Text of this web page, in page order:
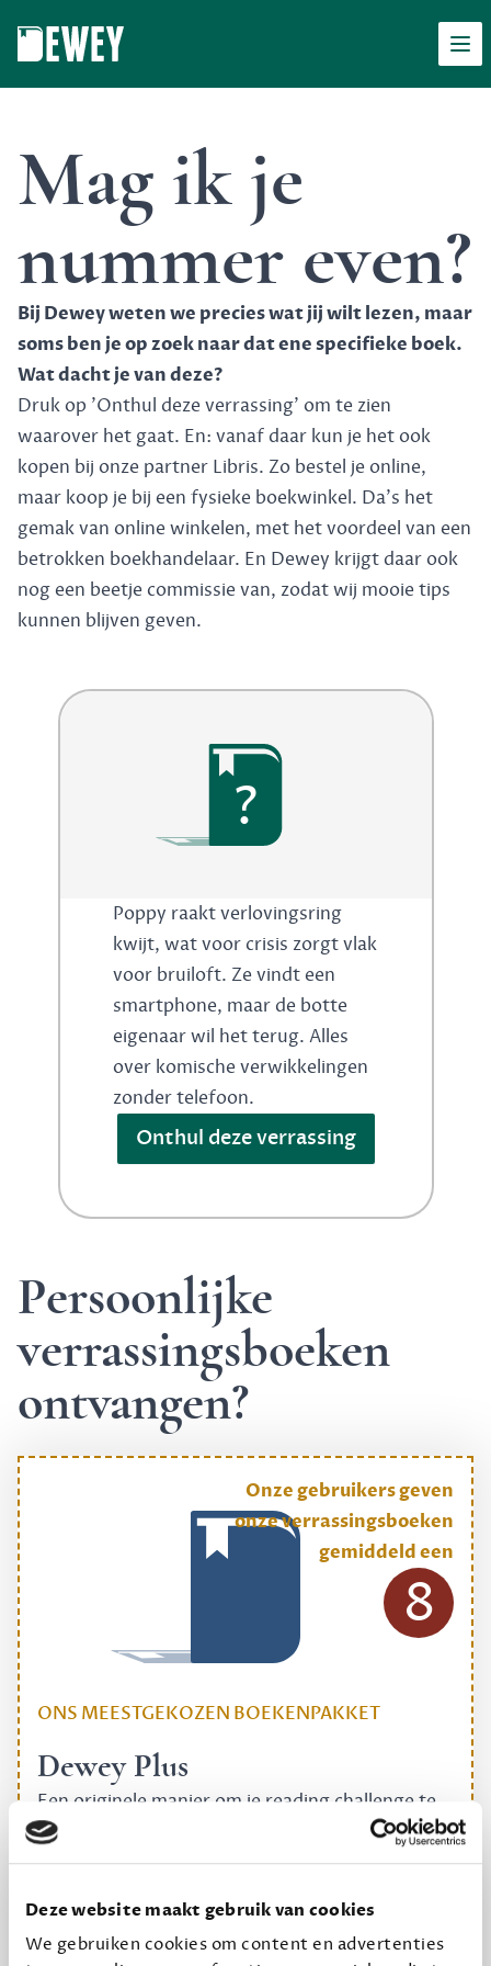
Deze website maakt gebruik van cookies
We gebruiken cookies om content en advertenties
Mag ik je
nummer even?
Bij Dewey weten we precies wat jij wilt lezen, maar
soms ben je op zoek naar dat ene specifieke boek.
Wat dacht je van deze?
Druk op 'Onthul deze verrassing' om te zien
waarover het gaat. En: vanaf daar kun je het ook
kopen bij onze partner Libris. Zo bestel je online,
maar koop je bij een fysieke boekwinkel. Da's het
gemak van online winkelen, met het voordeel van een
betrokken boekhandelaar. En Dewey krijgt daar ook
nog een beetje commissie van, zodat wij mooie tips
kunnen blijven geven.
?
Poppy raakt verlovingsring
kwijt, wat voor crisis zorgt vlak
voor bruiloft. Ze vindt een
smartphone, maar de botte
eigenaar wil het terug. Alles
over komische verwikkelingen
zonder telefoon.
Onthul deze verrassing
Persoonlijke
verrassingsboeken
ontvangen?
ONS MEESTGEKOZEN BOEKENPAKKET
Dewey Plus
Een originele manier om je reading challenge te
halen.
12,50 per maand, incl. verzending
Geef cadeau
Onze gebruikers geven
onze verrassingsboeken
gemiddeld een
8